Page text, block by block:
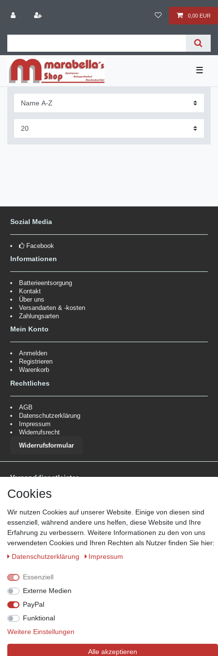
0,00 EUR
☰
Sozial Media
Facebook
Informationen
Batterieentsorgung
Kontakt
Über uns
Versandarten & -kosten
Zahlungsarten
Mein Konto
Anmelden
Registrieren
Warenkorb
Rechtliches
AGB
Datenschutzerklärung
Impressum
Widerrufsrecht
Widerrufsformular
Versanddienstleister
*Lieferzeit: 1-3 Werktage / 4-5 Werktage - je nach Artikelgruppe.
Informationen
Zahlungsmöglichkeiten
Wir behalten uns das Recht vor im Einzelfall bestimmte
Zahlungsarten auszuschließen.
© Copyright 2026 Marabella´s | Alle Rechte vorbehalten. | Grundpreise
Cookies
Wir nutzen Cookies auf unserer Website. Einige von diesen sind
essenziell, während andere uns helfen, diese Website und Ihre
Erfahrung zu verbessern. Weitere Informationen zu den von uns
verwendeten Cookies und Ihren Rechten als Nutzer finden Sie hier:
Daten­schutz­erklärung
Impressum
Essenziell
Externe Medien
PayPal
Funktional
Weitere Einstellungen
Alle akzeptieren